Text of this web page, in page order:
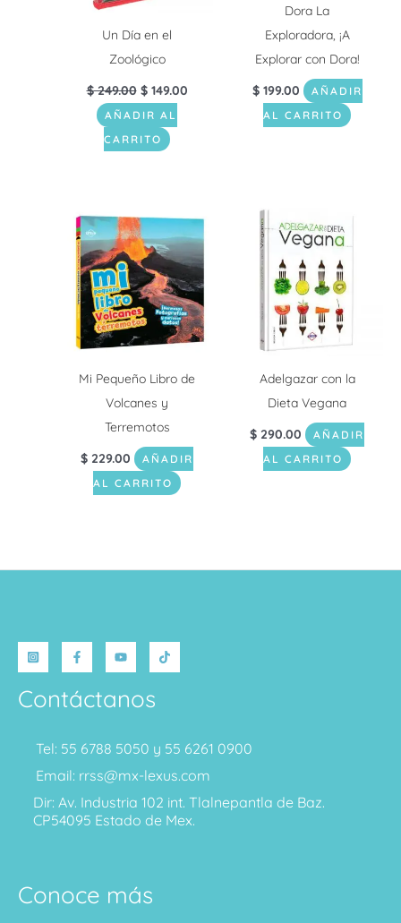
Un Día en el
Zoológico
$249.00 $149.00
AÑADIR AL
CARRITO
Dora La
Exploradora, ¡A
Explorar con Dora!
$199.00
AÑADIR
AL CARRITO
Mi Pequeño Libro de
Volcanes y
Terremotos
$ 229.00
AÑADIR
AL CARRITO
Adelgazar con la
Dieta Vegana
$ 290.00
AÑADIR
AL CARRITO
Contáctanos
Tel: 55 6788 5050 y 55 6261 0900
Email: rrss@mx-lexus.com
Dir: Av. Industria 102 int. Tlalnepantla de Baz.
CP54095 Estado de Mex.
Conoce más